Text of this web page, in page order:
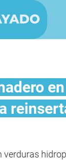
verduras